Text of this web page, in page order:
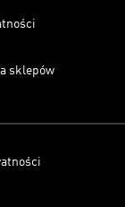
sklepów